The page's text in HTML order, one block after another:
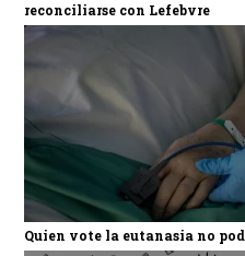
reconciliarse con Lefebvre
Quien vote la eutanasia no